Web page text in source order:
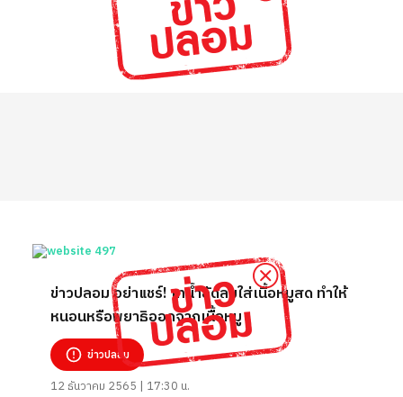
ข่าวปลอม อย่าแชร์! เทน้ำอัดลมใส่เนื้อหมูสด ทำให้
หนอนหรือพยาธิออกจากเนื้อหมู
ข่าวปลอม
12 ธันวาคม 2565 | 17:30 น.